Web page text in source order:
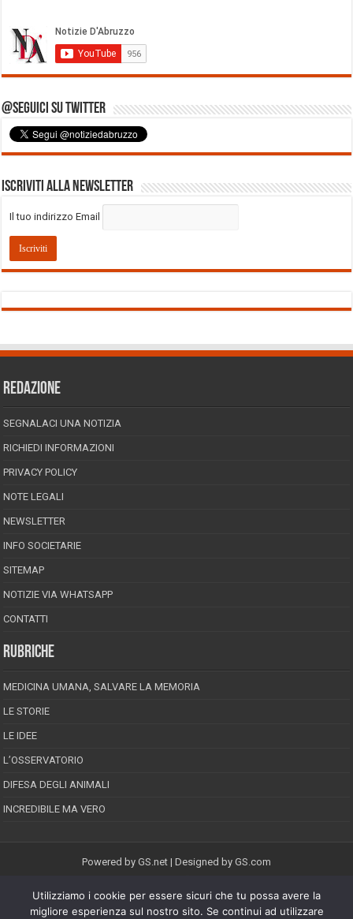
@Seguici su Twitter
Iscriviti alla Newsletter
Il tuo indirizzo Email
REDAZIONE
SEGNALACI UNA NOTIZIA
RICHIEDI INFORMAZIONI
PRIVACY POLICY
NOTE LEGALI
NEWSLETTER
INFO SOCIETARIE
SITEMAP
NOTIZIE VIA WHATSAPP
CONTATTI
RUBRICHE
MEDICINA UMANA, SALVARE LA MEMORIA
LE STORIE
LE IDEE
L’OSSERVATORIO
DIFESA DEGLI ANIMALI
INCREDIBILE MA VERO
Powered by GS.net | Designed by GS.com
EPINEION EDITRICE S.R.L.P.Iva 02008710689
Registrazione Tribunale di Pescara reg. speciale della stampa n.08/2012
Utilizziamo i cookie per essere sicuri che tu possa avere la
migliore esperienza sul nostro sito. Se continui ad utilizzare